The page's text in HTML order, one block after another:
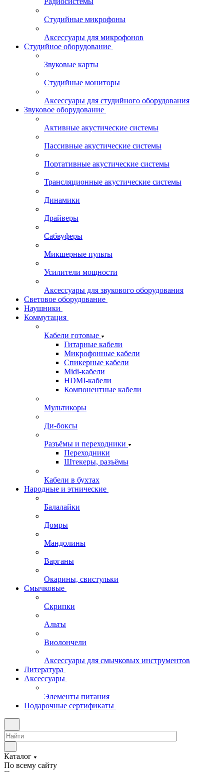
Студийные микрофоны
Аксессуары для микрофонов
Студийное оборудование
Звуковые карты
Студийные мониторы
Аксессуары для студийного оборудования
Звуковое оборудование
Активные акустические системы
Пассивные акустические системы
Портативные акустические системы
Трансляционные акустические системы
Динамики
Драйверы
Сабвуферы
Микшерные пульты
Усилители мощности
Аксессуары для звукового оборудования
Световое оборудование
Наушники
Коммутация
Кабели готовые
Гитарные кабели
Микрофонные кабели
Спикерные кабели
Midi-кабели
HDMI-кабели
Компонентные кабели
Мультикоры
Ди-боксы
Разъёмы и переходники
Переходники
Штекеры, разъёмы
Кабели в бухтах
Народные и этнические
Балалайки
Домры
Мандолины
Варганы
Окарины, свистульки
Смычковые
Скрипки
Альты
Виолончели
Аксессуары для смычковых инструментов
Литература
Аксессуары
Элементы питания
Подарочные сертификаты
Каталог
По всему сайту